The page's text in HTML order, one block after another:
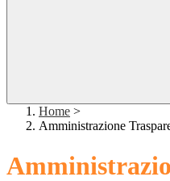
Home >
Amministrazione